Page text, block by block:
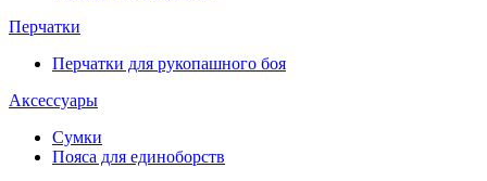
Перчатки
Перчатки для рукопашного боя
Аксессуары
Сумки
Пояса для единоборств